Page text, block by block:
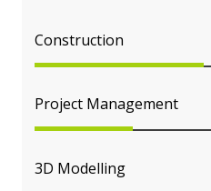
Construction
Project Management
3D Modelling